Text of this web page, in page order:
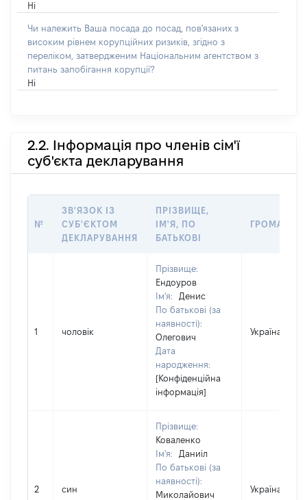
Ні
Чи належить Ваша посада до посад, пов'язаних з
високим рівнем корупційних ризиків, згідно з
переліком, затвердженим Національним агентством з
питань запобігання корупції?
Ні
2.2. Інформація про членів сім'ї
суб'єкта декларування
№
ЗВ'ЯЗОК ІЗ
СУБ'ЄКТОМ
ДЕКЛАРУВАННЯ
ПРІЗВИЩЕ,
ІМ'Я, ПО
БАТЬКОВІ
1 чоловік
Прізвище:
Ендоуров
Ім'я:
Денис
По батькові (за
наявності):
Олегович
Дата
народження:
[Конфіденційна
інформація]
Україна
2 син
Прізвище:
Коваленко
Ім'я:
Даниіл
По батькові (за
наявності):
Миколайович
Україна